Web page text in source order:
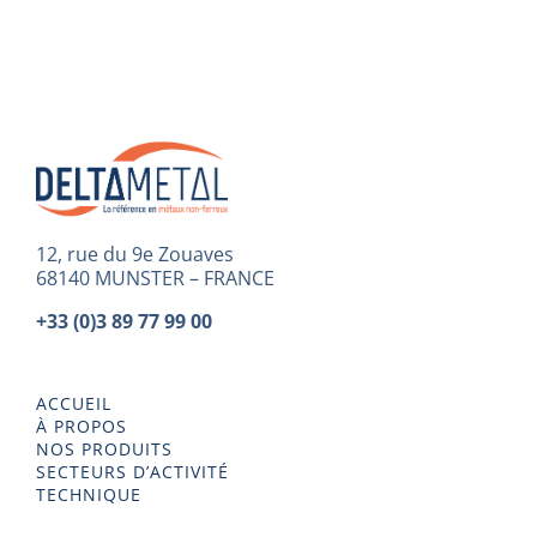
12, rue du 9e Zouaves
68140 MUNSTER – FRANCE
+33 (0)3 89 77 99 00
ACCUEIL
À PROPOS
NOS PRODUITS
SECTEURS D’ACTIVITÉ
TECHNIQUE